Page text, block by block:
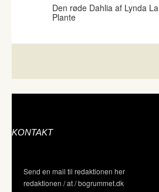
Den røde Dahlia af Lynda La
Plante
KONTAKT
Send en mail til redaktionen her
redaktionen / at / bogrummet.dk